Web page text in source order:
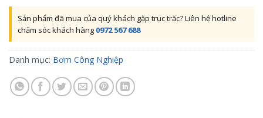
Sản phẩm đã mua của quý khách gặp trục trặc? Liên hệ hotline
chăm sóc khách hàng 0972 567 688
Danh mục: Bơm Công Nghiệp